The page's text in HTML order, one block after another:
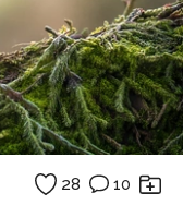
28 10